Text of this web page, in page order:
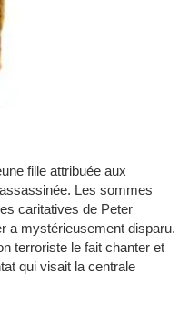
fille attribuée aux
Les sommes
caritatives de Peter
a mystérieusement disparu.
terroriste le fait chanter et
qui visait la centrale